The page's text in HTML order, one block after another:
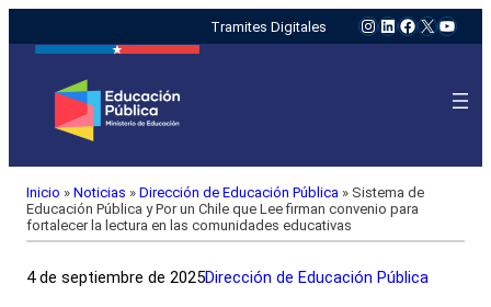
Tramites Digitales Instagram
LinkedIn
Facebook
X
Inicio » Noticias » Dirección de Educación Pública » Sistema de
Educación Pública y Por un Chile que Lee firman convenio para
fortalecer la lectura en las comunidades educativas
4 de septiembre de 2025Dirección de Educación Pública